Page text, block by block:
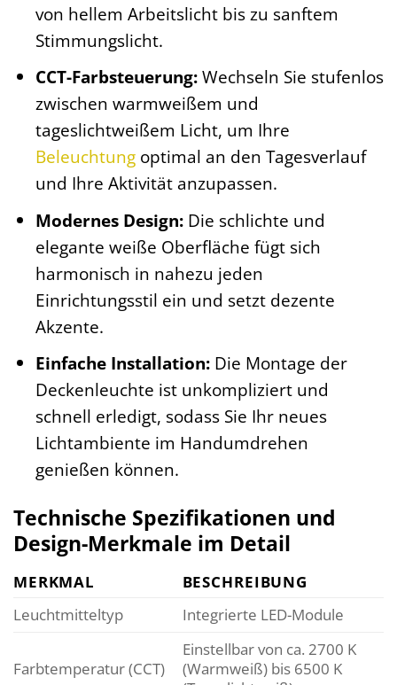
von hellem Arbeitslicht bis zu sanftem
Stimmungslicht.
CCT-Farbsteuerung:Wechseln Sie stufenlos
zwischen warmweißem und
tageslichtweißem Licht, um Ihre
Beleuchtungoptimal an den Tagesverlauf
und Ihre Aktivität anzupassen.
Modernes Design:Die schlichte und
elegante weiße Oberfläche fügt sich
harmonisch in nahezu jeden
Einrichtungsstil ein und setzt dezente
Akzente.
Einfache Installation:Die Montage der
Deckenleuchte ist unkompliziert und
schnell erledigt, sodass Sie Ihr neues
Lichtambiente im Handumdrehen
genießen können.
Technische Spezifikationen und
Design-Merkmale im Detail
MERKMAL
BESCHREIBUNG
Leuchtmitteltyp
Integrierte LED-Module
Farbtemperatur (CCT)
Einstellbar von ca. 2700 K
(Warmweiß) bis 6500 K